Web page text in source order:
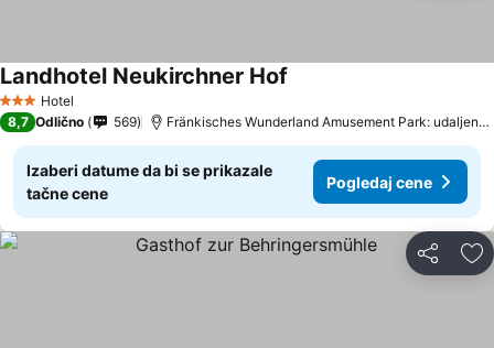
3 Zvezdice
Hotel
Landhotel Neukirchner Hof
8,7 Odlično 569 Fränkisches Wunderland Amusement Park: udaljenost 18.2 km
Izaberi datume da bi se prikazale
tačne cene
Pogledaj cene
Deli